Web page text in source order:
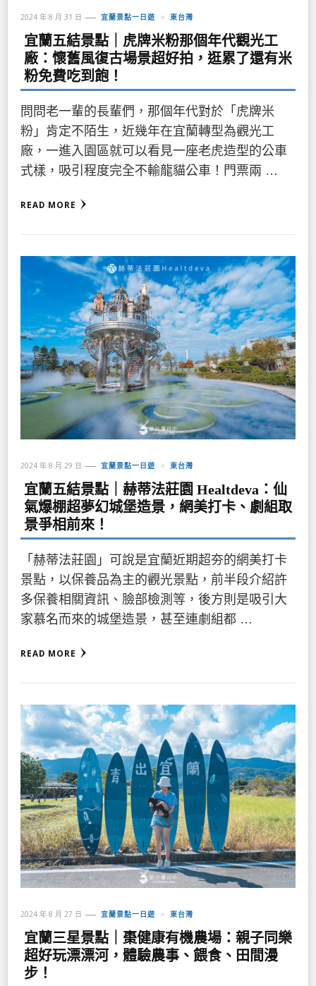
2024 年 8 月 31 日 宜蘭景點一日遊 東台灣
宜蘭五結景點｜虎牌米粉那個年代觀光工
廠：懷舊風復古場景超好拍，逛累了還有米
粉免費吃到飽！
問問老一輩的長輩們，那個年代對於「虎牌米
粉」肯定不陌生，近幾年在宜蘭轉型為觀光工
廠，一進入園區就可以看見一座老虎造型的公車
式樣，吸引程度完全不輸龍貓公車！門票兩 …
READ MORE
2024 年 8 月 29 日 宜蘭景點一日遊 東台灣
宜蘭五結景點｜赫蒂法莊園 Healtdeva：仙
氣爆棚超夢幻城堡造景，網美打卡、劇組取
景爭相前來！
「赫蒂法莊園」可說是宜蘭近期超夯的網美打卡
景點，以保養品為主的觀光景點，前半段介紹許
多保養相關資訊、臉部檢測等，後方則是吸引大
家慕名而來的城堡造景，甚至連劇組都 …
READ MORE
2024 年 8 月 27 日 宜蘭景點一日遊 東台灣
宜蘭三星景點｜棗健康有機農場：親子同樂
超好玩漂漂河，體驗農事、餵食、田間漫
步！